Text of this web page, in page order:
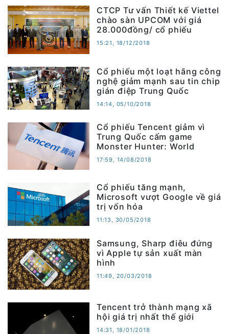
CTCP Tư vấn Thiết kế Viettel
chào sàn UPCOM với giá
28.000đồng/ cổ phiếu
15:21, 18/12/2018
Cổ phiếu một loạt hãng công
nghệ giảm mạnh sau tin chip
gián điệp Trung Quốc
14:14, 05/10/2018
Cổ phiếu Tencent giảm vì
Trung Quốc cấm game
Monster Hunter: World
17:59, 14/08/2018
Cổ phiếu tăng mạnh,
Microsoft vượt Google về giá
trị vốn hóa
11:13, 30/05/2018
Samsung, Sharp điêu đứng
vì Apple tự sản xuất màn
hình
11:49, 20/03/2018
Tencent trở thành mạng xã
hội giá trị nhất thế giới
14:31, 18/01/2018